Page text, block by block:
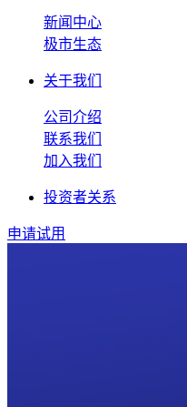
新闻中心
极市生态
关于我们
公司介绍
联系我们
加入我们
投资者关系
申请试用